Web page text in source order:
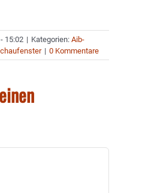
15:02 | Kategorien: Aib-
| 0 Kommentare